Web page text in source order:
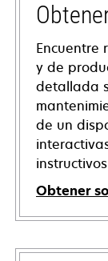
Encuentre
y de
detallada
de un
Obtener
opens
in